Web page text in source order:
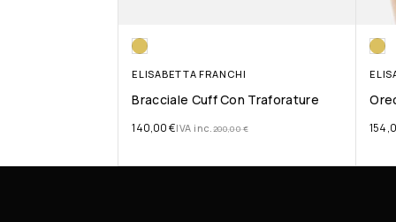
ELISABETTA FRANCHI
Bracciale Cuff Con Traforature
200,00€
140,00€IVA inc.